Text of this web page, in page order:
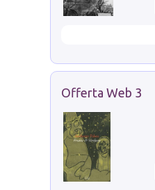
Offerta Web 3